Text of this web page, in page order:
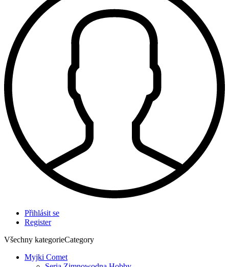
Přihlásit se
Register
Všechny kategorieCategory
Myjki Comet